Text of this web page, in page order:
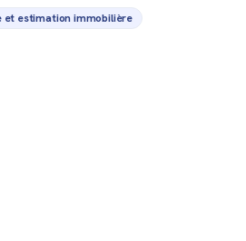
et estimation immobilière